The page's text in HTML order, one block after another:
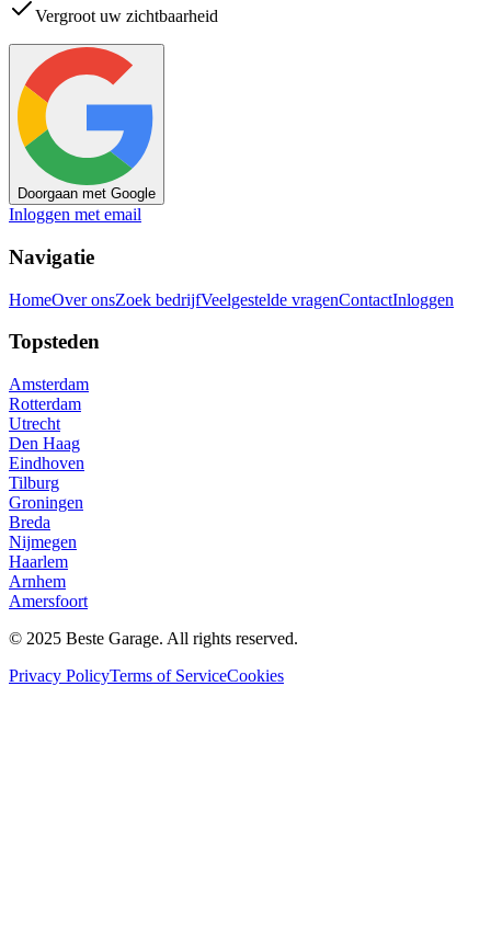
Vergroot uw zichtbaarheid
Doorgaan met Google
Inloggen met email
Navigatie
HomeOver onsZoek bedrijfVeelgestelde vragenContactInloggen
Topsteden
Amsterdam
Rotterdam
Utrecht
Den Haag
Eindhoven
Tilburg
Groningen
Breda
Nijmegen
Haarlem
Arnhem
Amersfoort
© 2025 Beste Garage. All rights reserved.
Privacy PolicyTerms of ServiceCookies